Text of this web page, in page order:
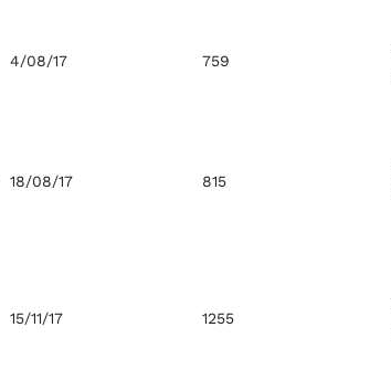
4/08/17 759
18/08/17 815
15/11/17 1255